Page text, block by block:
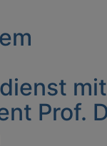
mit
Prof.